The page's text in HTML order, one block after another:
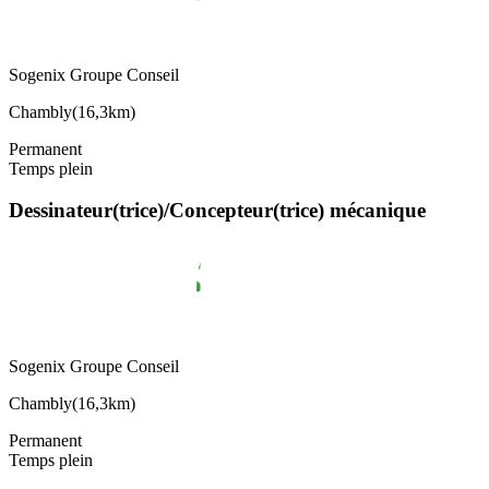
Sogenix Groupe Conseil
Chambly(16,3km)
Permanent
Temps plein
Dessinateur(trice)/Concepteur(trice) mécanique
Sogenix Groupe Conseil
Chambly(16,3km)
Permanent
Temps plein